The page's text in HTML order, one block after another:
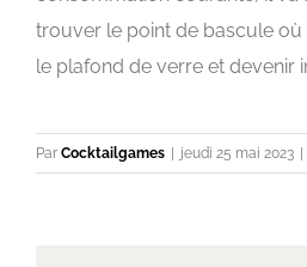
trouver le point de bascule
le plafond de verre et devenir
Par Cocktailgames jeudi 25 mai 2023